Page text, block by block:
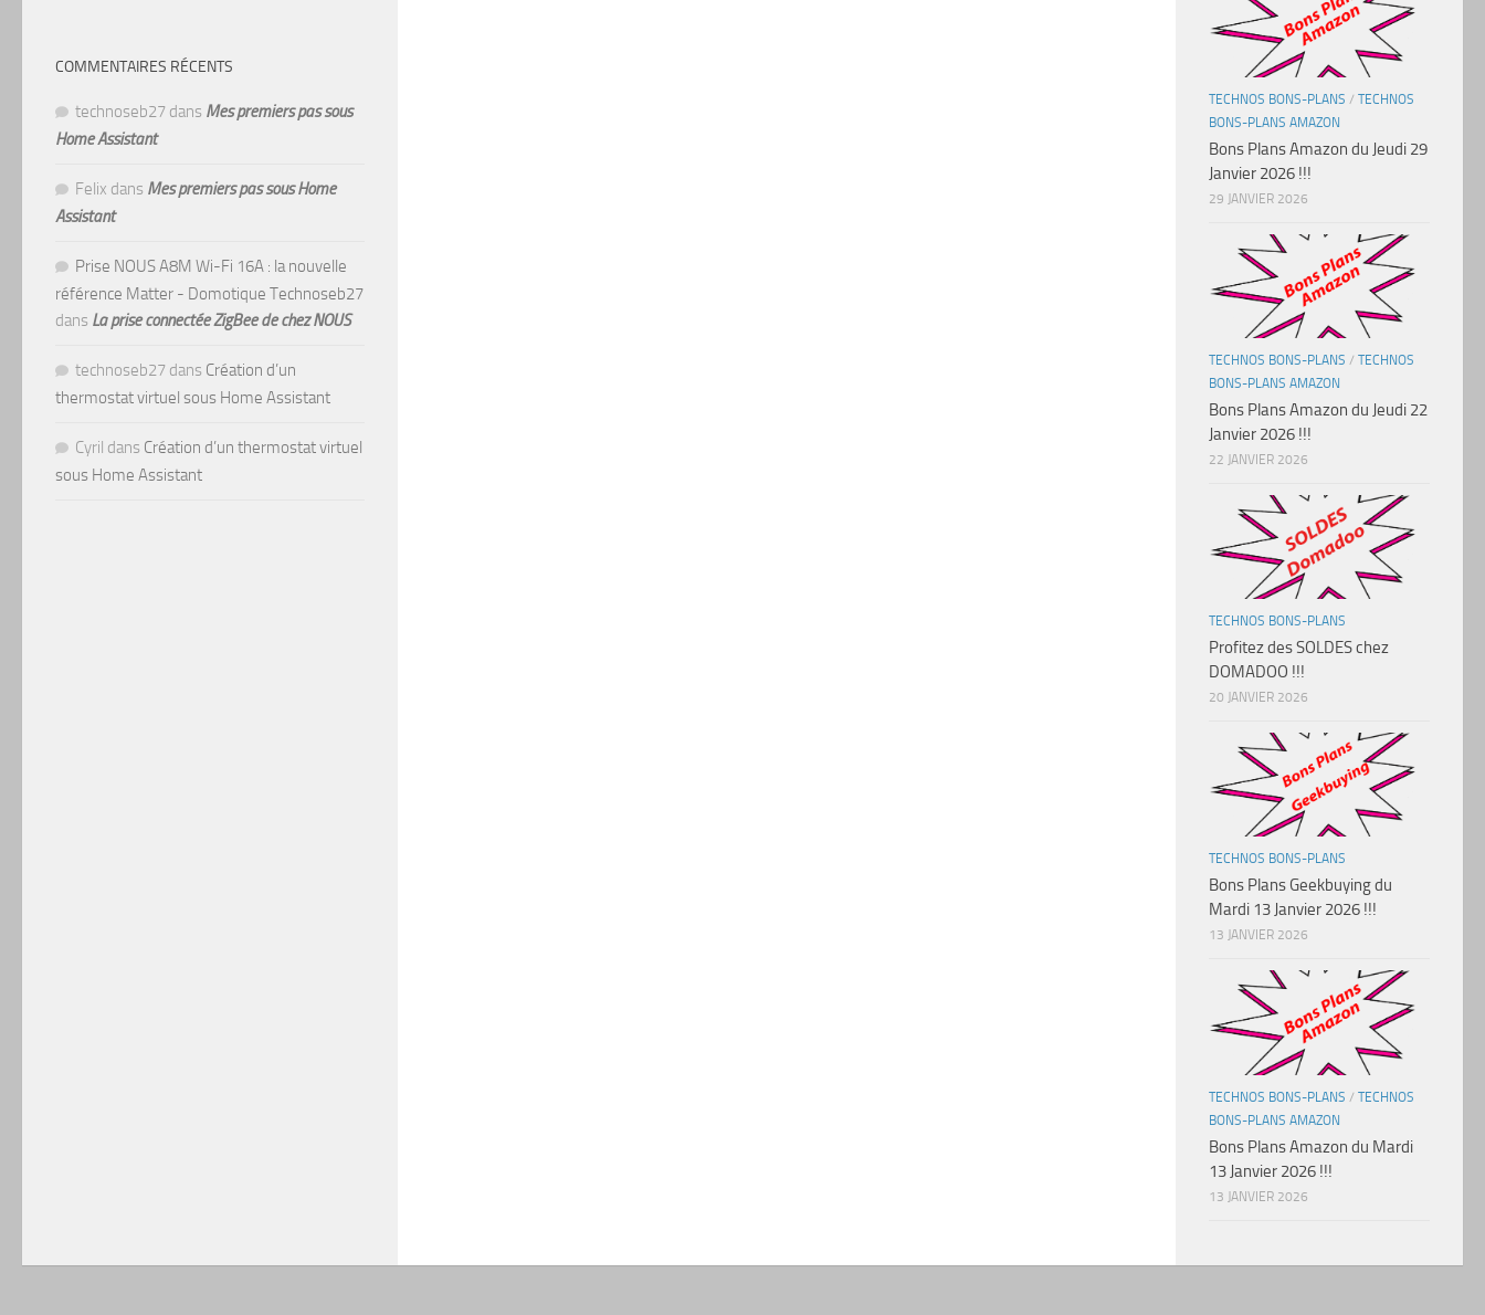
COMMENTAIRES RÉCENTS
technoseb27 dans Mes premiers pas sous
Home Assistant
Felix dans Mes premiers pas sous Home
Assistant
Prise NOUS A8M Wi-Fi 16A : la nouvelle
référence Matter - Domotique Technoseb27
dans La prise connectée ZigBee de chez NOUS
technoseb27 dans Création d’un
thermostat virtuel sous Home Assistant
Cyril dans Création d’un thermostat virtuel
sous Home Assistant
TECHNOS BONS-PLANS / TECHNOS
BONS-PLANS AMAZON
Bons Plans Amazon du Jeudi 29
Janvier 2026 !!!
29 JANVIER 2026
TECHNOS BONS-PLANS / TECHNOS
BONS-PLANS AMAZON
Bons Plans Amazon du Jeudi 22
Janvier 2026 !!!
22 JANVIER 2026
TECHNOS BONS-PLANS
Profitez des SOLDES chez
DOMADOO !!!
20 JANVIER 2026
TECHNOS BONS-PLANS
Bons Plans Geekbuying du
Mardi 13 Janvier 2026 !!!
13 JANVIER 2026
TECHNOS BONS-PLANS / TECHNOS
BONS-PLANS AMAZON
Bons Plans Amazon du Mardi
13 Janvier 2026 !!!
13 JANVIER 2026